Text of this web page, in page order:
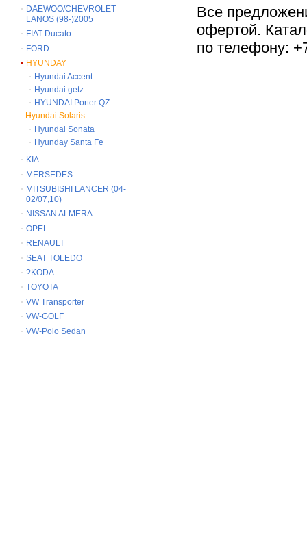
DAEWOO/CHEVROLET
LANOS (98-)2005
FIAT Ducato
FORD
HYUNDAY
Hyundai Accent
Hyundai getz
HYUNDAI Porter QZ
Hyundai Solaris
Hyundai Sonata
Hyunday Santa Fe
KIA
MERSEDES
MITSUBISHI LANCER (04-
02/07,10)
NISSAN ALMERA
OPEL
RENAULT
SEAT TOLEDO
?KODA
TOYOTA
VW Transporter
VW-GOLF
VW-Polo Sedan
Все
офертой.
по телефону: